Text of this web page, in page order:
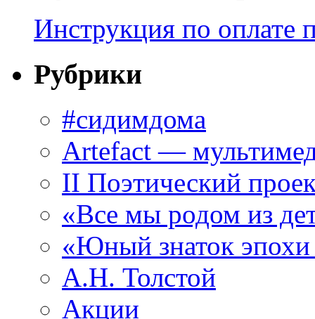
Инструкция по оплате
Рубрики
#сидимдома
Artefact —
II Поэтический
«Все мы родом из
«Юный знаток
А.Н. Толстой
Акции